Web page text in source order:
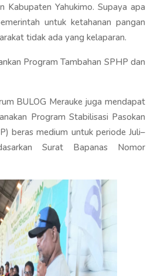
Kabupaten Yahukimo. Supaya apa
untuk ketahanan pangan
tidak ada yang kelaparan.
Program Tambahan SPHP dan
BULOG Merauke juga mendapat
Program Stabilisasi Pasokan
beras medium untuk periode Juli–
Surat Bapanas Nomor